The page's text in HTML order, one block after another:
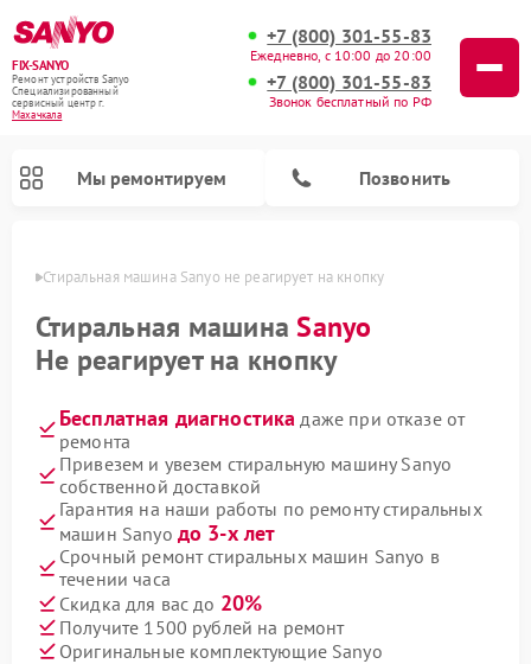
FIX-SANYO
Ремонт устройств Sanyo
Специализированный
cервисный центр г.
Махачкала
+7 (800) 301-55-83
Ежедневно, с 10:00 до 20:00
+7 (800) 301-55-83
Звонок бесплатный по РФ
Мы ремонтируем Позвонить
Стиральная машина Sanyo не реагирует на кнопку
Стиральная машинаSanyo
Не реагирует на кнопку
Бесплатная диагностика даже при отказе от
ремонта
Привезем и увезем стиральную машину Sanyo
собственной доставкой
Гарантия на наши работы по ремонту стиральных
машин Sanyo до 3-х лет
Срочный ремонт стиральных машин Sanyo в
течении часа
Скидка для вас до 20%
Получите 1500 рублей на ремонт
Оригинальные комплектующие Sanyo